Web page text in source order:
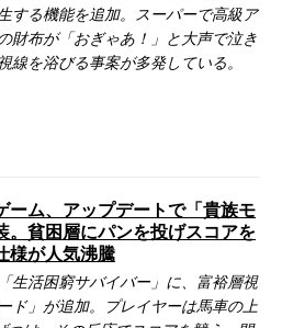
する機能を追加。スーパーで高級ア
財布が「おぎゃあ！」と大声で泣き
線を浴びる事案が多発している。
ーム、アップデートで「貴族モ
。貧困層にパンを投げスコアを
様が人気沸騰
生活困窮サバイバー」に、富裕層視
ド」が追加。プレイヤーは馬車の上